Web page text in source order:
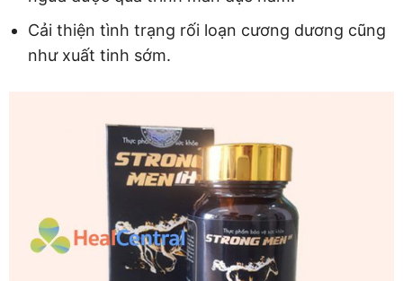
Cải thiện tình trạng rối loạn cương dương cũng
như xuất tinh sớm.